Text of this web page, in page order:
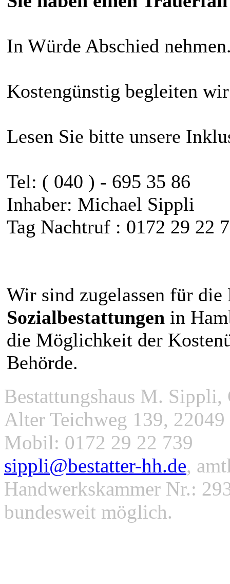
In Würde Abschied
Kostengünstig begleiten
Lesen Sie bitte unsere
Tel: ( 040 ) - 695 35 86
Inhaber: Michael Sippli
Tag Nachtruf : 0172 29 22
Wir sind zugelassen für
Sozialbestattungen in
die Möglichkeit der
Behörde.
Bestattungshaus M.
Alter Teichweg 139,
Mobil: 0172 29 22 739
sippli@bestatter-hh.de,
Handwerkskammer Nr.:
bundesweit möglich.